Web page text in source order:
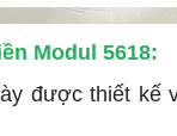
Modul 5618:
được thiết kế